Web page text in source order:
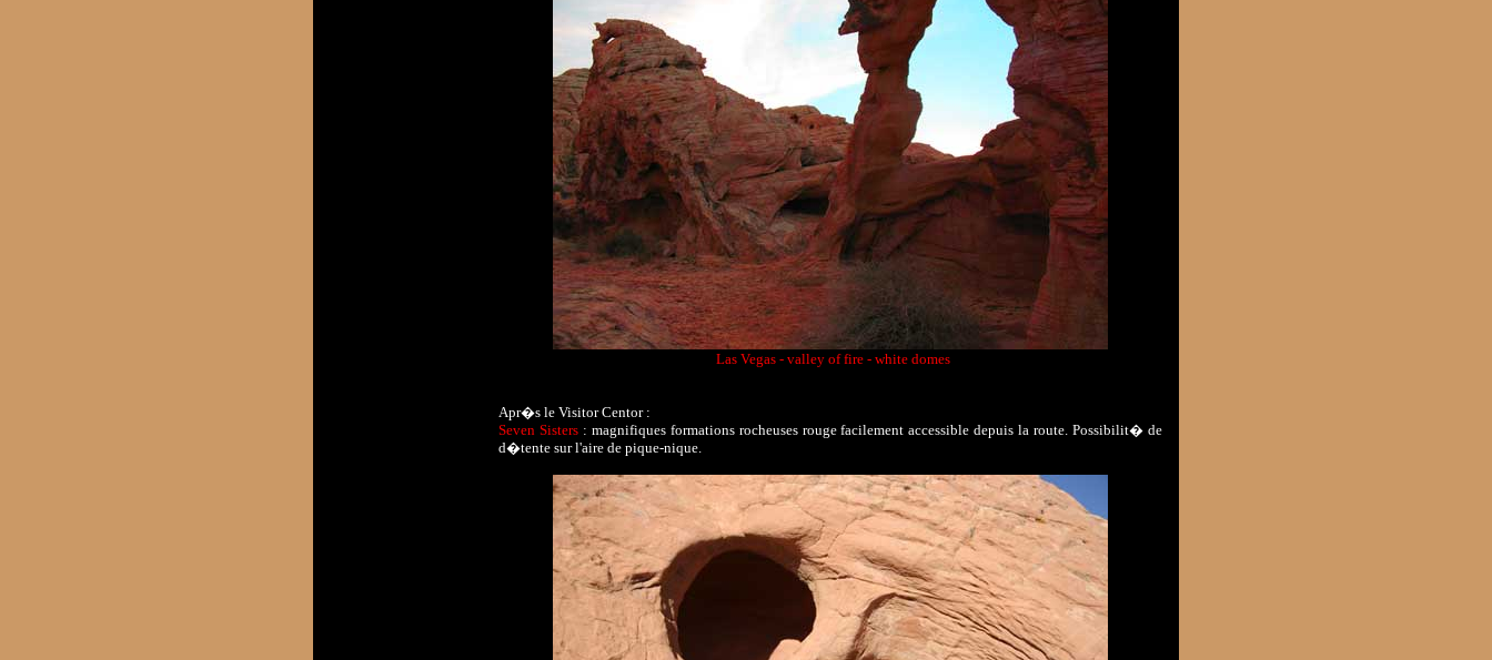
Las Vegas - valley of fire - white domes
Apr�s le Visitor Centor :
Seven Sisters : magnifiques formations rocheuses rouge facilement accessible depuis la route. Possibilit� de
d�tente sur l'aire de pique-nique.